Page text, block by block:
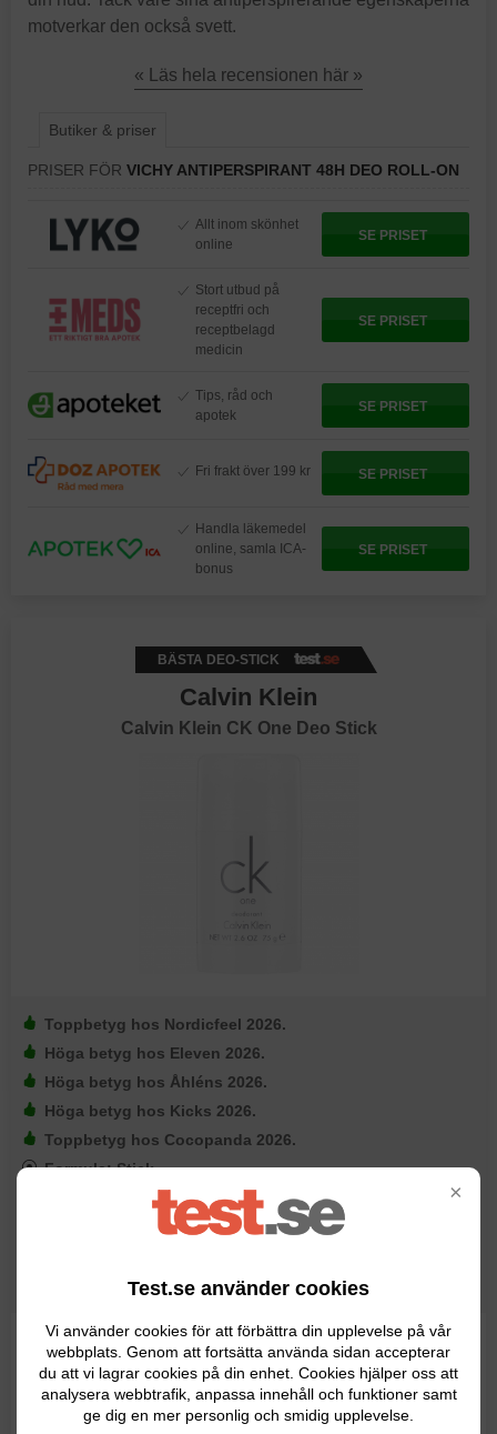
×
Test.se använder cookies
Vi använder cookies för att förbättra din upplevelse på vår
webbplats. Genom att fortsätta använda sidan accepterar
du att vi lagrar cookies på din enhet. Cookies hjälper oss att
analysera webbtrafik, anpassa innehåll och funktioner samt
ge dig en mer personlig och smidig upplevelse.
motverkar den också svett.
« Läs hela recensionen här »
Butiker & priser
PRISER FÖR VICHY ANTIPERSPIRANT 48H DEO ROLL-ON
Allt inom skönhet
online
SE PRISET
Stort utbud på
receptfri och
receptbelagd
medicin
SE PRISET
Tips, råd och
apotek
SE PRISET
Fri frakt över 199 kr SE PRISET
Handla läkemedel
online, samla ICA-
bonus
SE PRISET
BÄSTA DEO-STICK
Calvin Klein
Calvin Klein CK One Deo Stick
Toppbetyg hos Nordicfeel 2026.
Höga betyg hos Eleven 2026.
Höga betyg hos Åhléns 2026.
Höga betyg hos Kicks 2026.
Toppbetyg hos Cocopanda 2026.
Formula: Stick.
Typ: Deodorant.
Målgrupp: Unisex.
Fungerar bra för känslig hy.
För dig som föredrar deo-stick framför roll-on-varianter
kan denna populära deodorant från Calvin Klein vara ett
bra alternativ. Denna klassiska deodorant har en frisk
doft och är framtagen för att passa både man och